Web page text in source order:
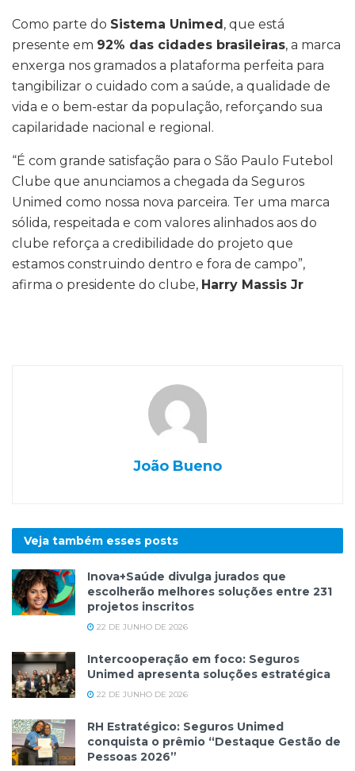
Como parte do Sistema Unimed , que está
presente em 92% das cidades brasileiras, a marca
enxerga nos gramados a plataforma perfeita para
tangibilizar o cuidado com a saúde, a qualidade de
vida e o bem-estar da população, reforçando sua
capilaridade nacional e regional.
“É com grande satisfação para o São Paulo Futebol
Clube que anunciamos a chegada da Seguros
Unimed como nossa nova parceira. Ter uma marca
sólida, respeitada e com valores alinhados aos do
clube reforça a credibilidade do projeto que
estamos construindo dentro e fora de campo”,
afirma o presidente do clube, Harry Massis Jr
João Bueno
Veja também esses posts
Inova+Saúde divulga jurados que
escolherão melhores soluções entre 231
projetos inscritos
22 DE JUNHO DE 2026
Intercooperação em foco: Seguros
Unimed apresenta soluções estratégica
22 DE JUNHO DE 2026
RH Estratégico: Seguros Unimed
conquista o prêmio “Destaque Gestão de
Pessoas 2026”